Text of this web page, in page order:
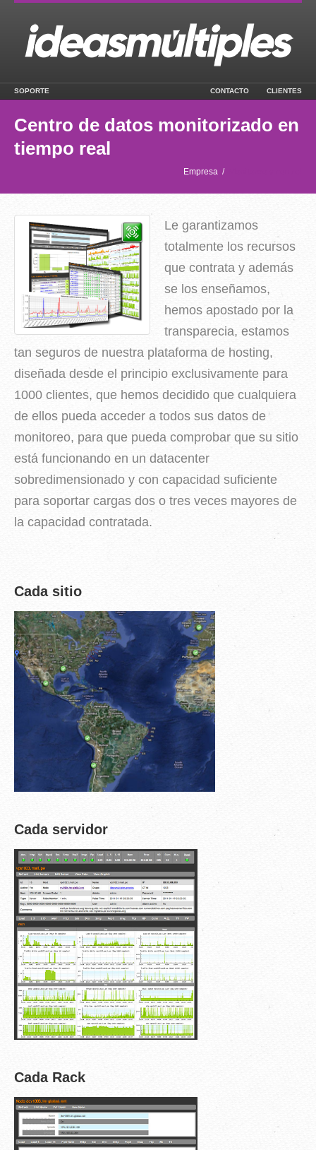
SOPORTE CONTACTO CLIENTES
Centro de datos monitorizado en
tiempo real
Empresa /
Le garantizamos
totalmente los recursos
que contrata y además
se los enseñamos,
hemos apostado por la
transparecia, estamos
tan seguros de nuestra plataforma de hosting,
diseñada desde el principio exclusivamente para
1000 clientes, que hemos decidido que cualquiera
de ellos pueda acceder a todos sus datos de
monitoreo, para que pueda comprobar que su sitio
está funcionando en un datacenter
sobredimensionado y con capacidad suficiente
para soportar cargas dos o tres veces mayores de
la capacidad contratada.
Cada sitio
Cada servidor
Cada Rack